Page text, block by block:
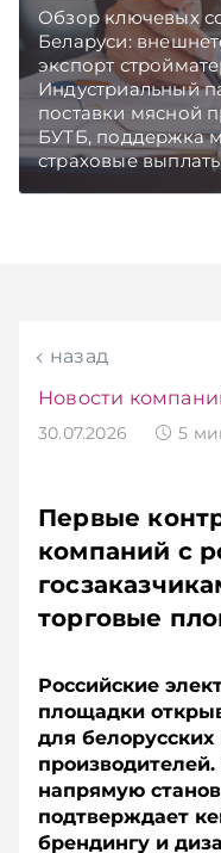
Обзор ключевых
Беларуси:
экспорт
Индустриальный
поставки мясной
БУТБ, поддержка
страховые
рост продаж
назад
Новости
30.07.2026 5
Первые
компаний с
торговые
Российские
площадки
для
производителей.
напрямую
подтверждает
брендингу и